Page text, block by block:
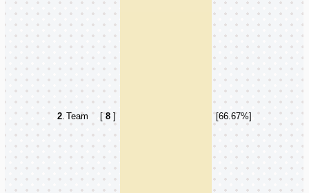
2. Team [8] [66.67%]